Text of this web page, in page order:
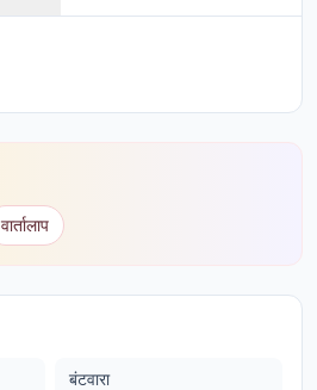
वार्तालाप
बंटवारा